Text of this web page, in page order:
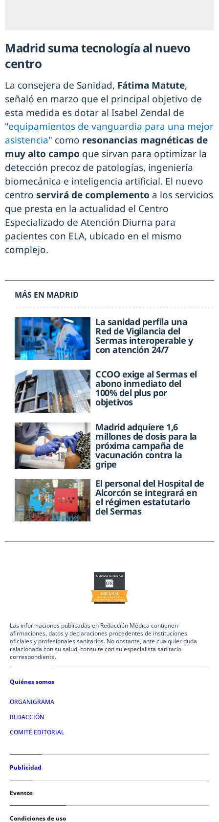
Madrid suma tecnología al nuevo
centro
La consejera de Sanidad, Fátima Matute,
señaló en marzo que el principal objetivo de
esta medida es dotar al Isabel Zendal de
"equipamientos de vanguardia para una mejor
asistencia" como resonancias magnéticas de
muy alto campo que sirvan para optimizar la
detección precoz de patologías, ingeniería
biomecánica e inteligencia artificial. El nuevo
centro servirá de complemento a los servicios
que presta en la actualidad el Centro
Especializado de Atención Diurna para
pacientes con ELA, ubicado en el mismo
complejo.
MÁS EN MADRID
La sanidad perfila una
Red de Vigilancia del
Sermas interoperable y
con atención 24/7
CCOO exige al Sermas el
abono inmediato del
100% del plus por
objetivos
Madrid adquiere 1,6
millones de dosis para la
próxima campaña de
vacunación contra la
gripe
El personal del Hospital de
Alcorcón se integrará en
el régimen estatutario
del Sermas
Las informaciones publicadas en Redacción Médica contienen
afirmaciones, datos y declaraciones procedentes de instituciones
oficiales y profesionales sanitarios. No obstante, ante cualquier duda
relacionada con su salud, consulte con su especialista sanitario
correspondiente.
Quiénes somos
ORGANIGRAMA
REDACCIÓN
COMITÉ EDITORIAL
Publicidad
Eventos
Condiciones de uso